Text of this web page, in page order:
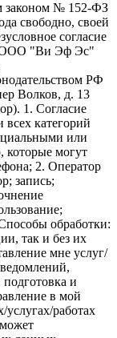
законом № 152-ФЗ
свободно, своей
согласие
ООО "Ви Эф Эс"
РФ
Волков, д. 13
1. Согласие
всех категорий
или
которые могут
2. Оператор
запись;
обработки:
так и без их
мне услуг/
и
в мой
работах